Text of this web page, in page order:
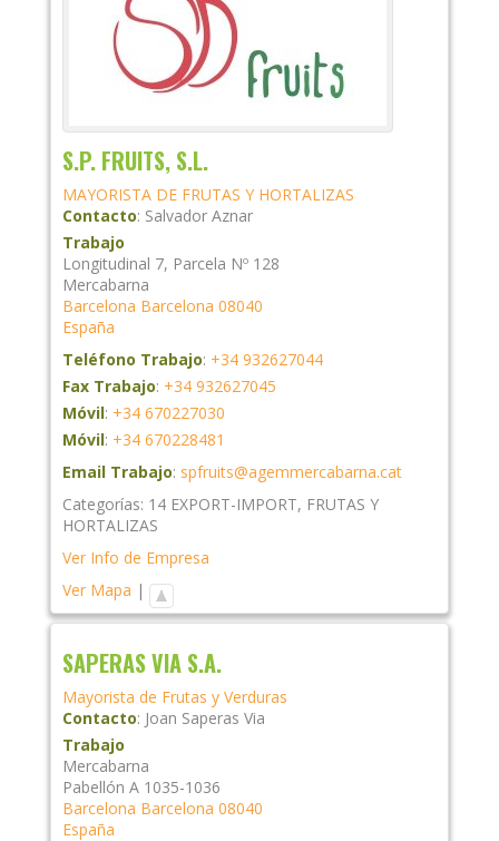
S.P. FRUITS, S.L.
MAYORISTA DE FRUTAS Y HORTALIZAS
Contacto: Salvador Aznar
Trabajo
Longitudinal 7, Parcela Nº 128
Mercabarna
Barcelona Barcelona 08040
España
Teléfono Trabajo: +34 932627044
Fax Trabajo: +34 932627045
Móvil: +34 670227030
Móvil: +34 670228481
Email Trabajo: spfruits@agemmercabarna.cat
Categorías: 14 EXPORT-IMPORT, FRUTAS Y
HORTALIZAS
Ver Info de Empresa
Ver Mapa |
SAPERAS VIA S.A.
Mayorista de Frutas y Verduras
Contacto: Joan Saperas Via
Trabajo
Mercabarna
Pabellón A 1035-1036
Barcelona Barcelona 08040
España